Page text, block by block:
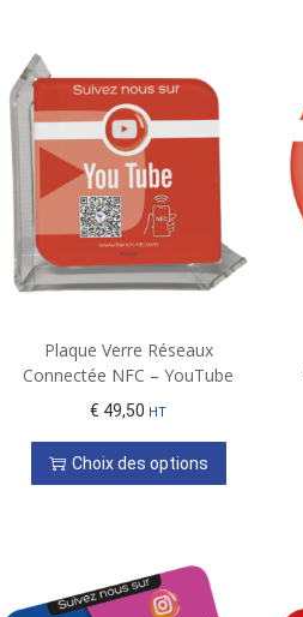
Plaque Verre Réseaux
Connectée NFC – YouTube
€ 49,50 HT
Choix des options